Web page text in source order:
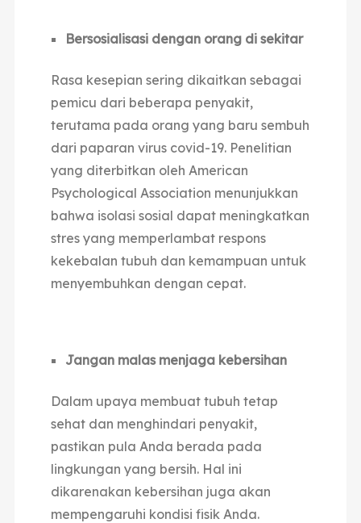
Bersosialisasi dengan orang di sekitar
Rasa kesepian sering dikaitkan sebagai
pemicu dari beberapa penyakit,
terutama pada orang yang baru sembuh
dari paparan virus covid-19. Penelitian
yang diterbitkan oleh American
Psychological Association menunjukkan
bahwa isolasi sosial dapat meningkatkan
stres yang memperlambat respons
kekebalan tubuh dan kemampuan untuk
menyembuhkan dengan cepat.
Jangan malas menjaga kebersihan
Dalam upaya membuat tubuh tetap
sehat dan menghindari penyakit,
pastikan pula Anda berada pada
lingkungan yang bersih. Hal ini
dikarenakan kebersihan juga akan
mempengaruhi kondisi fisik Anda.